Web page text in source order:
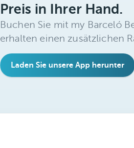
Preis in Ihrer Hand.
Buchen Sie mit my Barceló
erhalten einen zusätzlichen
Laden Sie unsere App herunter